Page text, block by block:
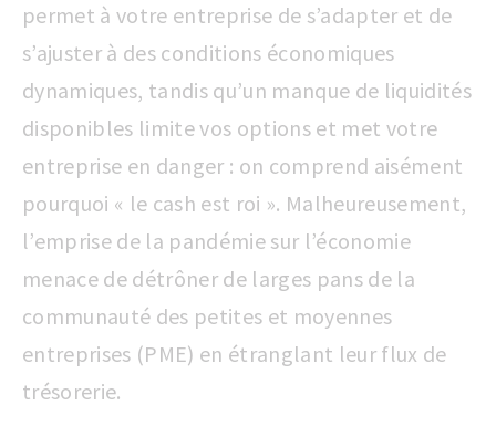
permet à votre entreprise de s’adapter et de
s’ajuster à des conditions économiques
dynamiques, tandis qu’un manque de liquidités
disponibles limite vos options et met votre
entreprise en danger : on comprend aisément
pourquoi « le cash est roi ». Malheureusement,
l’emprise de la pandémie sur l’économie
menace de détrôner de larges pans de la
communauté des petites et moyennes
entreprises (PME) en étranglant leur flux de
trésorerie.